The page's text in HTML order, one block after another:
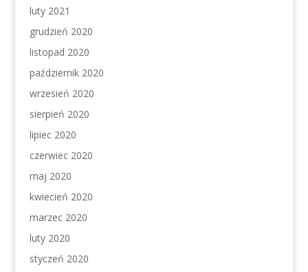
luty 2021
grudzień 2020
listopad 2020
październik 2020
wrzesień 2020
sierpień 2020
lipiec 2020
czerwiec 2020
maj 2020
kwiecień 2020
marzec 2020
luty 2020
styczeń 2020